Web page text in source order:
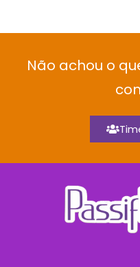
Não achou o